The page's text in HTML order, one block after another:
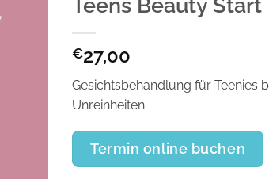
€27,00
Gesichtsbehandlung für Teenies
Unreinheiten.
Termin online buchen